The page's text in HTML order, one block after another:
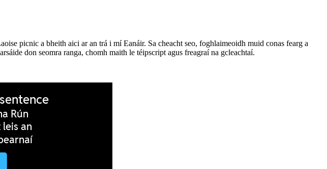
picnic a bheith aici ar an trá i mí Eanáir. Sa cheacht seo, foghlaimeoidh muid conas fearg a
don seomra ranga, chomh maith le téipscript agus freagraí na gcleachtaí.